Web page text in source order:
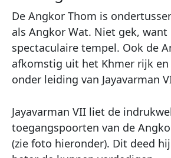
De Angkor Thom is
als Angkor Wat. Niet gek, want
spectaculaire tempel. Ook de
afkomstig uit het Khmer rijk en
onder leiding van Jayavarman
Jayavarman VII liet de
toegangspoorten van de
(zie foto hieronder). Dit deed